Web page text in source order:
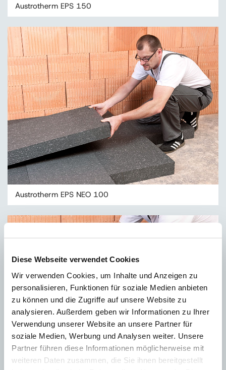
Diese Webseite verwendet Cookies
Wir verwenden Cookies, um Inhalte und Anzeigen zu
personalisieren, Funktionen für soziale Medien anbieten
zu können und die Zugriffe auf unsere Website zu
analysieren. Außerdem geben wir Informationen zu Ihrer
Verwendung unserer Website an unsere Partner für
soziale Medien, Werbung und Analysen weiter. Unsere
Partner führen diese Informationen möglicherweise mit
weiteren Daten zusammen, die Sie ihnen bereitgestellt
Austrotherm EPS 150
Austrotherm EPS NEO 100